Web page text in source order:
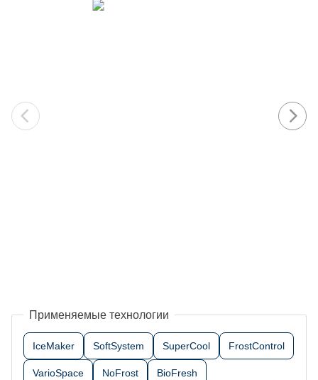
Применяемые технологии
IceMaker SoftSystem SuperCool FrostControl
VarioSpace NoFrost BioFresh